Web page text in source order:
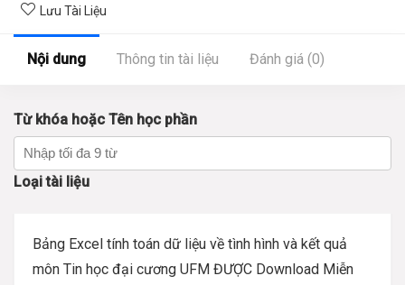
Lưu Tài Liệu
Nội dung Thông tin tài liệu Đánh giá (0)
Từ khóa hoặc Tên học phần
Loại tài liệu
Bảng Excel tính toán dữ liệu về tình hình và kết quả
môn Tin học đại cương UFM ĐƯỢC Download Miễn